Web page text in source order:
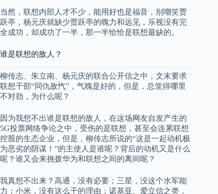
当然，联想内部人才不少，能用好也是福音，别嘲笑贾
跃亭，杨元庆就缺少贾跃亭的魄力和远见，乐视没有完
全成功，却成功了一半，那一半恰恰是联想最缺的。
谁是联想的敌人？
柳传志、朱立南、杨元庆的联合公开信之中，文末要求
联想干部“同仇敌忾”，气魄是好的，但是，总觉得哪里
不对劲，为什么呢？
因为我想不出谁是联想的敌人，在这场网友自发产生的
5G投票网络争论之中，受伤的是联想，甚至会连累联想
控股的生态企业，但是，柳传志所说的“这是一起动机极
为恶劣的阴谋！”的主使人是谁呢？背后的动机又是什么
呢？谁又会来挑拨华为和联想之间的离间呢？
我真想不出来？高通，没有必要；三星，没这个水军能
力；小米，没有这么干的理由；诺基亚、爱立信之类，